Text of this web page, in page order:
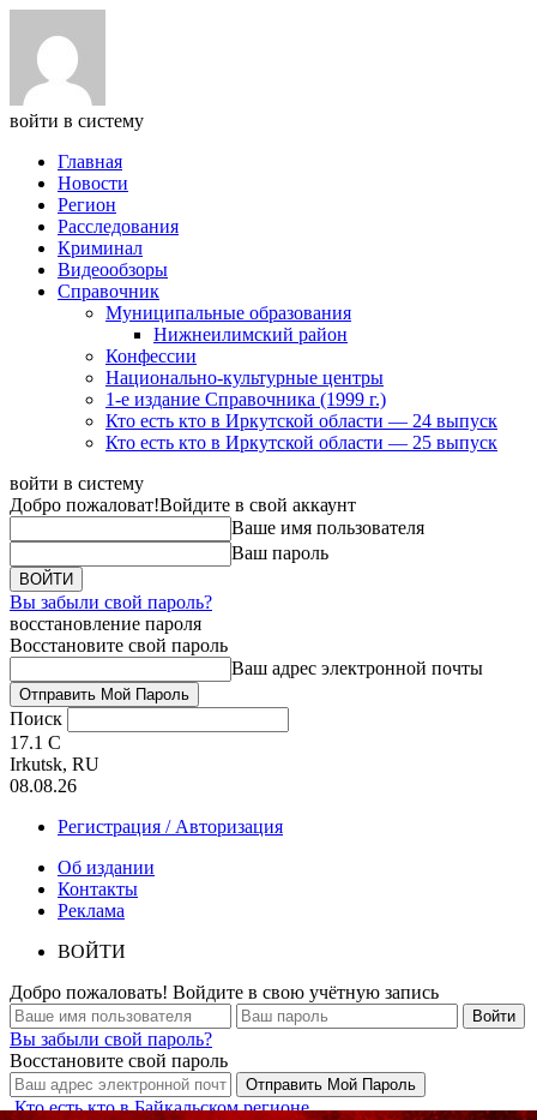
войти в систему
Главная
Новости
Регион
Расследования
Криминал
Видеообзоры
Справочник
Муниципальные образования
Нижнеилимский район
Конфессии
Национально-культурные центры
1-е издание Справочника (1999 г.)
Кто есть кто в Иркутской области — 24 выпуск
Кто есть кто в Иркутской области — 25 выпуск
войти в систему
Добро пожаловат!Войдите в свой аккаунт
Ваше имя пользователя
Ваш пароль
Вы забыли свой пароль?
восстановление пароля
Восстановите свой пароль
Ваш адрес электронной почты
Поиск
17.1 C
Irkutsk, RU
08.08.26
Регистрация / Авторизация
Об издании
Контакты
Реклама
ВОЙТИ
Добро пожаловать! Войдите в свою учётную запись
Вы забыли свой пароль?
Восстановите свой пароль
Кто есть кто в Байкальском регионе